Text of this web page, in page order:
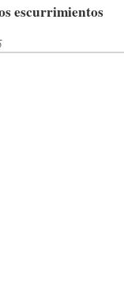
escurrimientos